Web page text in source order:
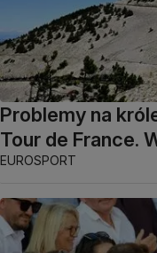
Problemy na
Tour de France.
EUROSPORT